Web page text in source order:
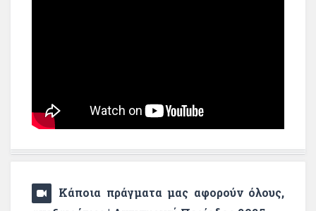
Κάποια πράγματα μας αφορούν όλους,